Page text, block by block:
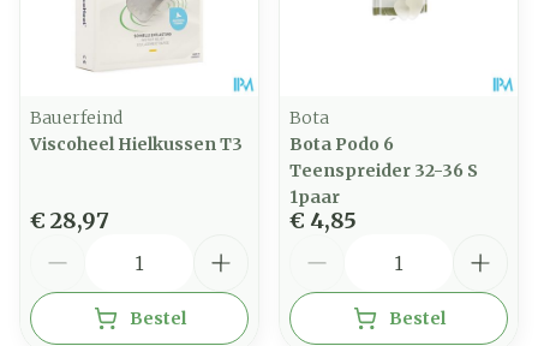
Bauerfeind
Viscoheel Hielkussen T3
€ 28,97
Bestel
Bota
Bota Podo 6
Teenspreider 32-36 S
1paar
€ 4,85
Bestel